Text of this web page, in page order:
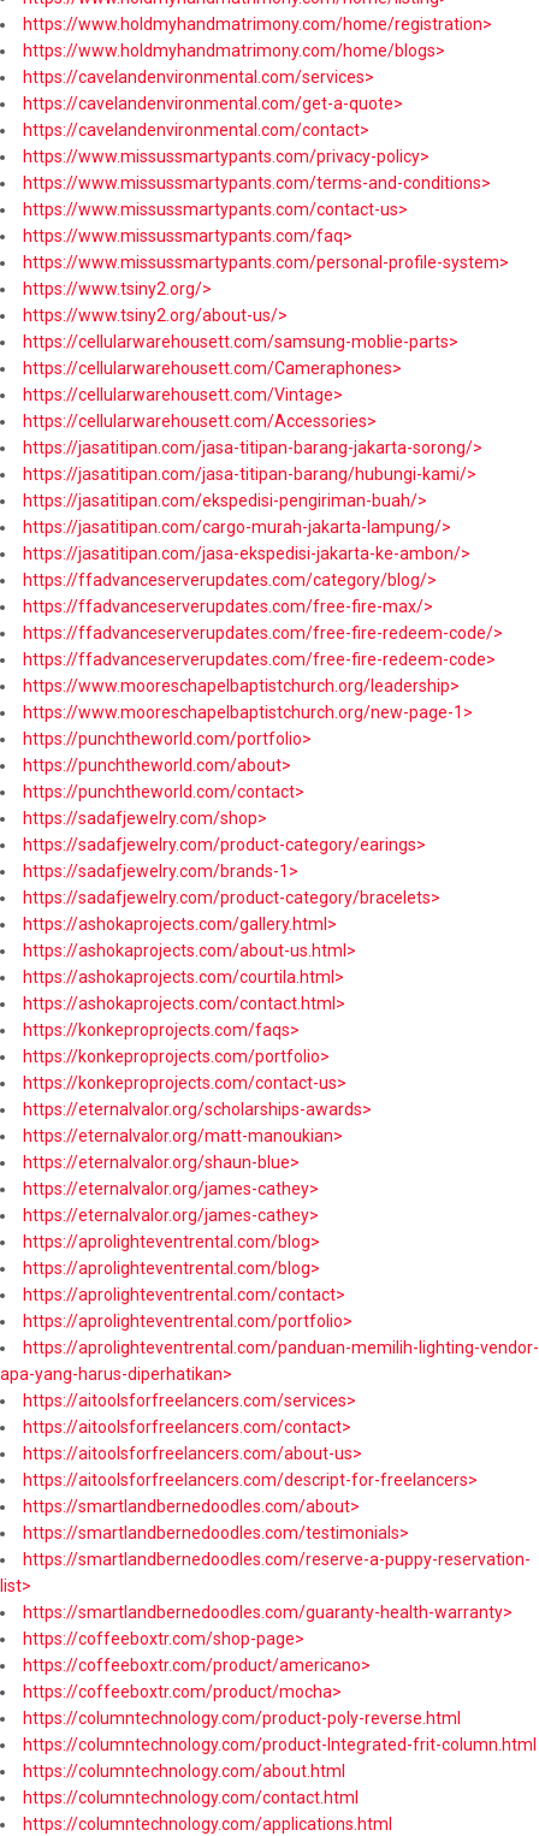
https://www.holdmyhandmatrimony.com/home/registration>
https://www.holdmyhandmatrimony.com/home/blogs>
https://cavelandenvironmental.com/services>
https://cavelandenvironmental.com/get-a-quote>
https://cavelandenvironmental.com/contact>
https://www.missussmartypants.com/privacy-policy>
https://www.missussmartypants.com/terms-and-conditions>
https://www.missussmartypants.com/contact-us>
https://www.missussmartypants.com/faq>
https://www.missussmartypants.com/personal-profile-system>
https://www.tsiny2.org/>
https://www.tsiny2.org/about-us/>
https://cellularwarehousett.com/samsung-moblie-parts>
https://cellularwarehousett.com/Cameraphones>
https://cellularwarehousett.com/Vintage>
https://cellularwarehousett.com/Accessories>
https://jasatitipan.com/jasa-titipan-barang-jakarta-sorong/>
https://jasatitipan.com/jasa-titipan-barang/hubungi-kami/>
https://jasatitipan.com/ekspedisi-pengiriman-buah/>
https://jasatitipan.com/cargo-murah-jakarta-lampung/>
https://jasatitipan.com/jasa-ekspedisi-jakarta-ke-ambon/>
https://ffadvanceserverupdates.com/category/blog/>
https://ffadvanceserverupdates.com/free-fire-max/>
https://ffadvanceserverupdates.com/free-fire-redeem-code/>
https://ffadvanceserverupdates.com/free-fire-redeem-code>
https://www.mooreschapelbaptistchurch.org/leadership>
https://www.mooreschapelbaptistchurch.org/new-page-1>
https://punchtheworld.com/portfolio>
https://punchtheworld.com/about>
https://punchtheworld.com/contact>
https://sadafjewelry.com/shop>
https://sadafjewelry.com/product-category/earings>
https://sadafjewelry.com/brands-1>
https://sadafjewelry.com/product-category/bracelets>
https://ashokaprojects.com/gallery.html>
https://ashokaprojects.com/about-us.html>
https://ashokaprojects.com/courtila.html>
https://ashokaprojects.com/contact.html>
https://konkeproprojects.com/faqs>
https://konkeproprojects.com/portfolio>
https://konkeproprojects.com/contact-us>
https://eternalvalor.org/scholarships-awards>
https://eternalvalor.org/matt-manoukian>
https://eternalvalor.org/shaun-blue>
https://eternalvalor.org/james-cathey>
https://eternalvalor.org/james-cathey>
https://aprolighteventrental.com/blog>
https://aprolighteventrental.com/blog>
https://aprolighteventrental.com/contact>
https://aprolighteventrental.com/portfolio>
https://aprolighteventrental.com/panduan-memilih-lighting-vendor-
apa-yang-harus-diperhatikan>
https://aitoolsforfreelancers.com/services>
https://aitoolsforfreelancers.com/contact>
https://aitoolsforfreelancers.com/about-us>
https://aitoolsforfreelancers.com/descript-for-freelancers>
https://smartlandbernedoodles.com/about>
https://smartlandbernedoodles.com/testimonials>
https://smartlandbernedoodles.com/reserve-a-puppy-reservation-
list>
https://smartlandbernedoodles.com/guaranty-health-warranty>
https://coffeeboxtr.com/shop-page>
https://coffeeboxtr.com/product/americano>
https://coffeeboxtr.com/product/mocha>
https://columntechnology.com/product-poly-reverse.html
https://columntechnology.com/product-Integrated-frit-column.html
https://columntechnology.com/about.html
https://columntechnology.com/contact.html
https://columntechnology.com/applications.html